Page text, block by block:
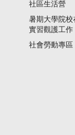
社區生活營
暑期大學院校
實習觀護工作
社會勞動專區